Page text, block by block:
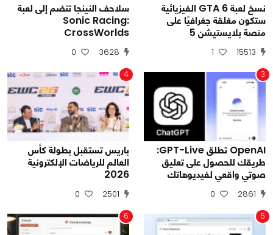
نسخ لعبة GTA 6 الفيزيائية
ستكون مغلقة جغرافيًا على
منصة بلايستيشن 5
15513
1
سلاحف النينجا تنضم إلى لعبة
Sonic Racing:
CrossWorlds
3628
0
3
OpenAI تطلق GPT-Live:
طريقك للحصول على تعليق
صوتي واقعي لفيديوهاتك
2861
0
4
باريس تستقبل بطولة كأس
العالم للرياضات الإلكترونية
2026
2501
0
5
6